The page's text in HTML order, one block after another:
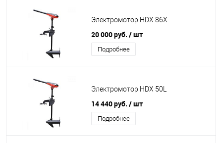
Электромотор HDX 86X
20 000 руб. / шт
Подробнее
Электромотор HDX 50L
14 440 руб. / шт
Подробнее